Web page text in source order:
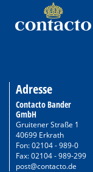
Adresse
Contacto Bander
GmbH
Gruitener Straße 1
40699 Erkrath
Fon: 02104 - 989-0
Fax: 02104 - 989-299
post@contacto.de